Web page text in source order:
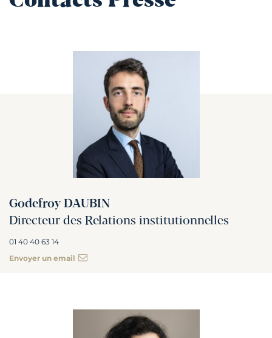
Godefroy DAUBIN
Directeur des Relations institutionnelles
01 40 40 63 14
Envoyer un email